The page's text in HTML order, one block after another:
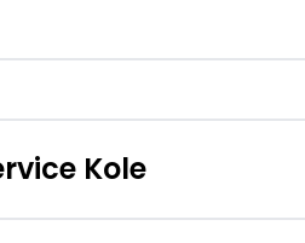
Minimaal 12
(€ 1.295): 18
Kole